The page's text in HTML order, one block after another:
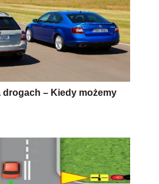
drogach – Kiedy możemy